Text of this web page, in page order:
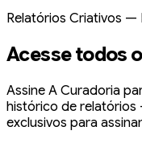
Relatórios Criativos —
Acesse todos
Assine A Curadoria
histórico de
exclusivos para